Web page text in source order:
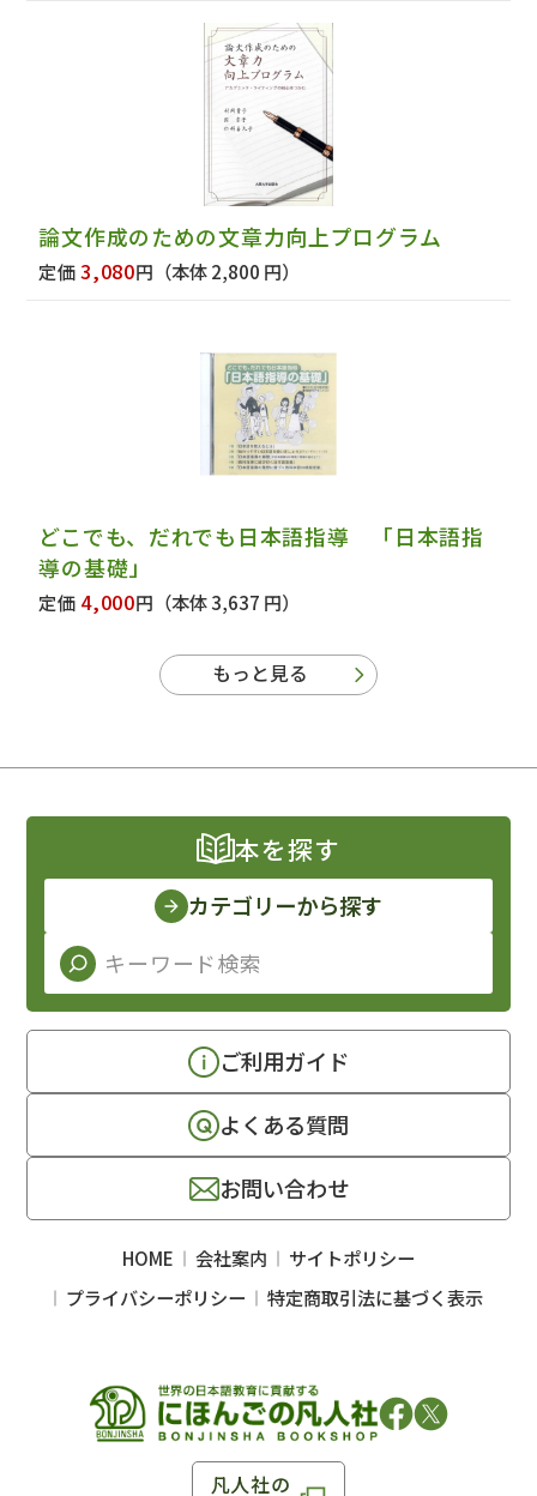
論文作成のための文章力向上プログラム
定価3,080円 （本体 2,800 円）
どこでも、だれでも日本語指導 「日本語指
導の基礎」
定価 4,000円 （本体 3,637 円）
もっと見る
凡人社の
本を探す
カテゴリーから探す
ご利用ガイド
よくある質問
お問い合わせ
HOME 会社案内
サイトポリシー
プライバシーポリシー
特定商取引法に基づく表示